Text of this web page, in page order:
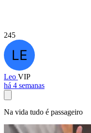
245
Leo VIP
há 4 semanas
Na vida tudo é passageiro